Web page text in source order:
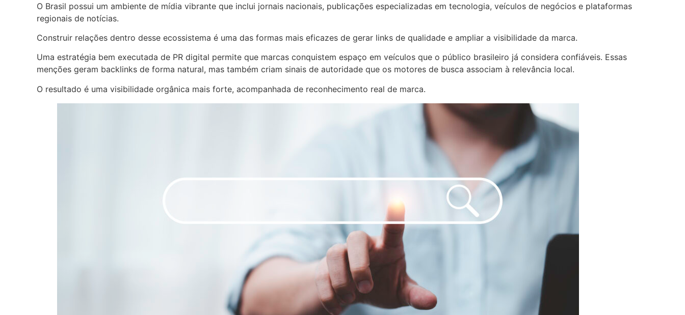
O Brasil possui um ambiente de mídia vibrante que inclui jornais nacionais, publicações especializadas em tecnologia, veículos de negócios e plataformas
regionais de notícias.
Construir relações dentro desse ecossistema é uma das formas mais eficazes de gerar links de qualidade e ampliar a visibilidade da marca.
Uma estratégia bem executada de PR digital permite que marcas conquistem espaço em veículos que o público brasileiro já considera confiáveis. Essas
menções geram backlinks de forma natural, mas também criam sinais de autoridade que os motores de busca associam à relevância local.
O resultado é uma visibilidade orgânica mais forte, acompanhada de reconhecimento real de marca.